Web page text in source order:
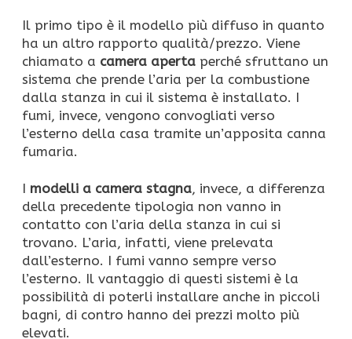
Il primo tipo è il modello più diffuso in quanto
ha un altro rapporto qualità/prezzo. Viene
chiamato a camera aperta perché sfruttano un
sistema che prende l’aria per la combustione
dalla stanza in cui il sistema è installato. I
fumi, invece, vengono convogliati verso
l’esterno della casa tramite un’apposita canna
fumaria.
I modelli a camera stagna, invece, a differenza
della precedente tipologia non vanno in
contatto con l’aria della stanza in cui si
trovano. L’aria, infatti, viene prelevata
dall’esterno. I fumi vanno sempre verso
l’esterno. Il vantaggio di questi sistemi è la
possibilità di poterli installare anche in piccoli
bagni, di contro hanno dei prezzi molto più
elevati.